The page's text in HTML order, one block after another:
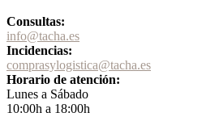
Consultas:
info@tacha.es
Incidencias:
comprasylogistica@tacha.es
Horario de atención:
Lunes a Sábado
10:00h a 18:00h